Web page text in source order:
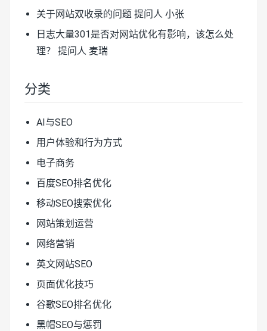
关于网站双收录的问题 提问人 小张
日志大量301是否对网站优化有影响，该怎么处
理？
提问人 麦瑞
分类
AI与SEO
用户体验和行为方式
电子商务
百度SEO排名优化
移动SEO搜索优化
网站策划运营
网络营销
英文网站SEO
页面优化技巧
谷歌SEO排名优化
黑帽SEO与惩罚